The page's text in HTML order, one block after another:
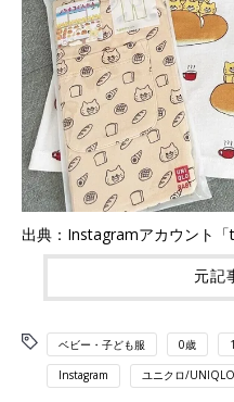
出典：Instagramアカウント
元記
ベビー・子ども服 0歳
Instagram ユニクロ/UNIQLO